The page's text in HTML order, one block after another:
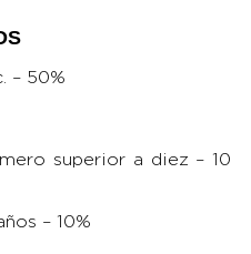
– 50%
superior a diez – 10
– 10%